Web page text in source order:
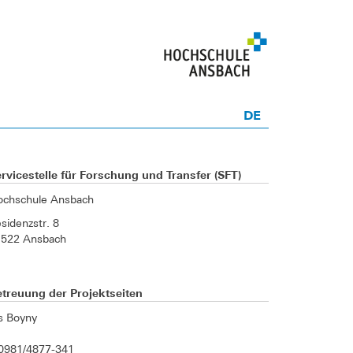
DE
für Forschung und Transfer (SFT)
Ansbach
8
Ansbach
der Projektseiten
Boyny
4877-341